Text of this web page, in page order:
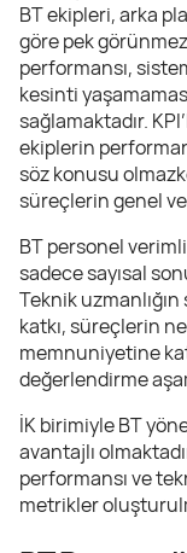
BT ekipleri, arka
göre pek
performansı,
kesinti
sağlamaktadır.
ekiplerin
söz konusu
süreçlerin genel
BT personel
sadece sayısal
Teknik
katkı, süreçlerin ne
memnuniyetine
değerlendirme
İK birimiyle BT
avantajlı
performansı ve
metrikler